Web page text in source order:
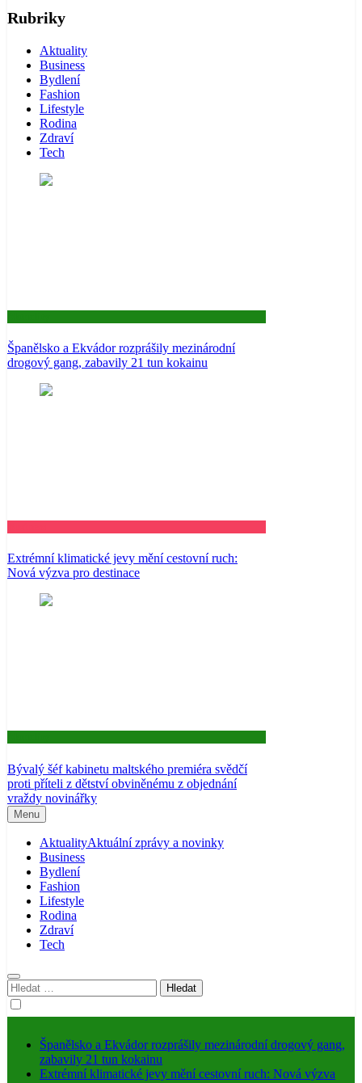
Rubriky
Aktuality
Business
Bydlení
Fashion
Lifestyle
Rodina
Zdraví
Tech
Španělsko a Ekvádor rozprášily mezinárodní
drogový gang, zabavily 21 tun kokainu
Extrémní klimatické jevy mění cestovní ruch:
Nová výzva pro destinace
Bývalý šéf kabinetu maltského premiéra svědčí
proti příteli z dětství obviněnému z objednání
vraždy novinářky
Menu
AktualityAktuální zprávy a novinky
Business
Bydlení
Fashion
Lifestyle
Rodina
Zdraví
Tech
Vyhledávání
Španělsko a Ekvádor rozprášily mezinárodní drogový gang,
zabavily 21 tun kokainu
Extrémní klimatické jevy mění cestovní ruch: Nová výzva